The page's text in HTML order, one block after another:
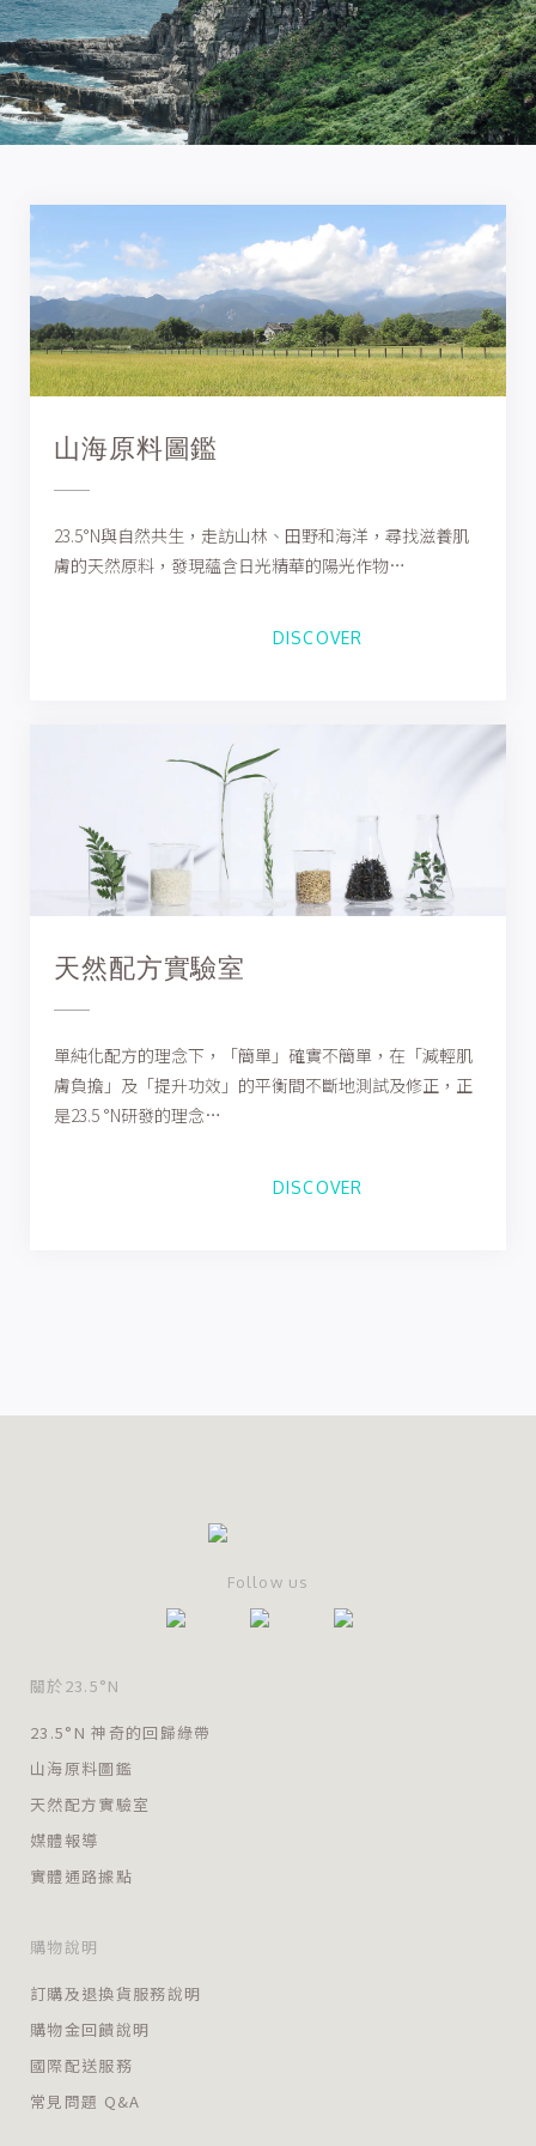
山海原料圖鑑
23.5°N與自然共生，走訪山林、田野和海洋，尋找滋養肌
膚的天然原料，發現蘊含日光精華的陽光作物…
DISCOVER
天然配方實驗室
單純化配方的理念下，「簡單」確實不簡單，在「減輕肌
膚負擔」及「提升功效」的平衡間不斷地測試及修正，正
是23.5 °N研發的理念…
DISCOVER
Follow us
關於23.5°N
23.5°N 神奇的回歸綠帶
山海原料圖鑑
天然配方實驗室
媒體報導
實體通路據點
購物說明
訂購及退換貨服務說明
購物金回饋說明
國際配送服務
常見問題 Q&A